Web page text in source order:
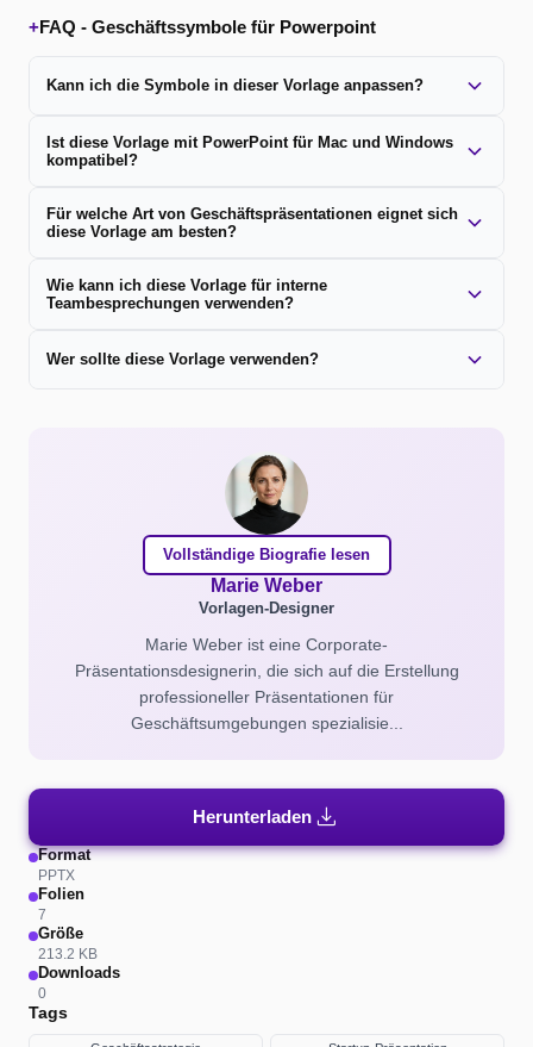
+FAQ - Geschäftssymbole für Powerpoint
Kann ich die Symbole in dieser Vorlage anpassen?
Ist diese Vorlage mit PowerPoint für Mac und Windows
kompatibel?
Für welche Art von Geschäftspräsentationen eignet sich
diese Vorlage am besten?
Wie kann ich diese Vorlage für interne
Teambesprechungen verwenden?
Wer sollte diese Vorlage verwenden?
Vollständige Biografie lesen
Marie Weber
Vorlagen-Designer
Marie Weber ist eine Corporate-
Präsentationsdesignerin, die sich auf die Erstellung
professioneller Präsentationen für
Geschäftsumgebungen spezialisie...
Herunterladen download
Format
PPTX
Folien
7
Größe
213.2 KB
Downloads
0
Tags